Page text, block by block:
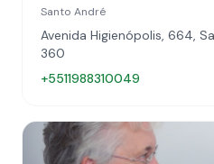
Santo André
Avenida Higienópolis, 664,
360
+5511988310049